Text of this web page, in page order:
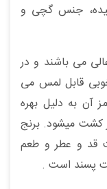
جنس گچی و
می باشند و در
قابل لمس می
آن به دلیل بهره
کشت میشود. برنج
قد و عطر و طعم
پسند است .